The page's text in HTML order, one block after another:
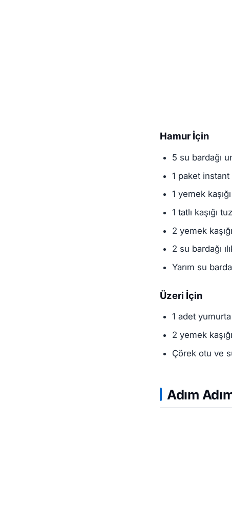
Hamur İçin
5 su bardağı
1 paket
1 yemek
1 tatlı kaşığı tuz
2 yemek
2 su bardağı
Yarım su
Üzeri İçin
1 adet yumurta
2 yemek
Çörek otu ve
Adım